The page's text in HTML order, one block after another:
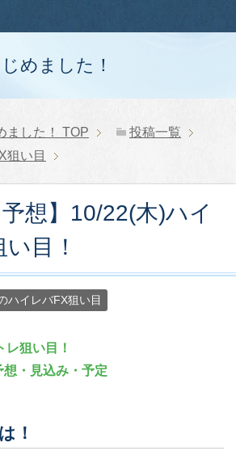
めました！
ました！ TOP
投稿一覧
狙い目
予想】10/22(木)ハイ
目！
ハイレバFX狙い目
狙い目！
・見込み・予定
！